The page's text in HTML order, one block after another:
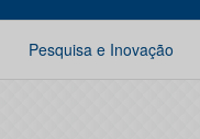
Pesquisa e Inovação